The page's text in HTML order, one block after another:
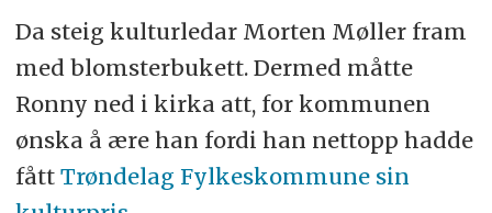
Da steig kulturledar Morten Møller fram
med blomsterbukett. Dermed måtte
Ronny ned i kirka att, for kommunen
ønska å ære han fordi han nettopp hadde
fått Trøndelag Fylkeskommune sin